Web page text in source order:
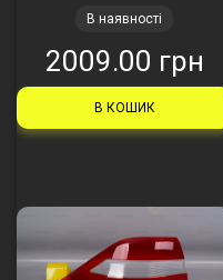
В наявності
2009.00 грн
В КОШИК